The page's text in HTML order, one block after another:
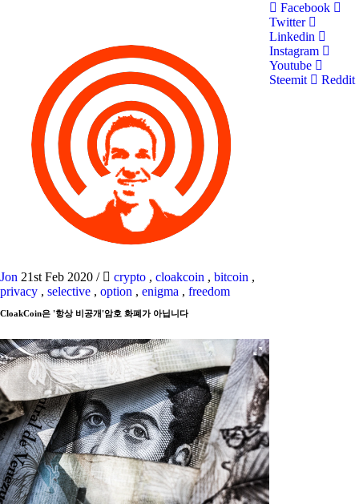
Jon 21st Feb 2020 / crypto , cloakcoin , bitcoin ,
privacy , selective , option , enigma , freedom
CloakCoin은 '항상 비공개'암호 화폐가 아닙니다
Facebook
Twitter
Linkedin
Instagram
Youtube
Steemit
Reddit